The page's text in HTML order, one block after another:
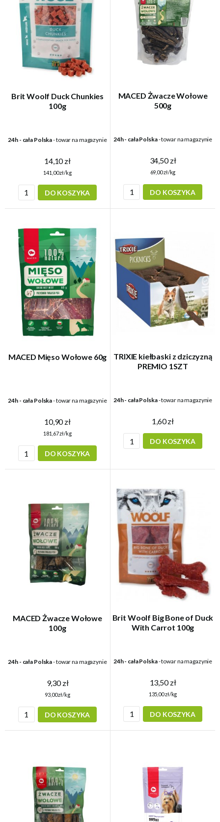
Brit Woolf Duck Chunkies
100g
24h - cała Polska- towar na magazynie
14,10 zł
141,00 zł/kg
DO KOSZYKA
MACED Żwacze Wołowe
500g
24h - cała Polska- towar na magazynie
34,50 zł
69,00 zł/kg
DO KOSZYKA
MACED Mięso Wołowe 60g
24h - cała Polska- towar na magazynie
10,90 zł
181,67 zł/kg
DO KOSZYKA
TRIXIE kiełbaski z dziczyzną
PREMIO 1SZT
24h - cała Polska- towar na magazynie
1,60 zł
DO KOSZYKA
MACED Żwacze Wołowe
100g
24h - cała Polska- towar na magazynie
9,30 zł
93,00 zł/kg
DO KOSZYKA
Brit Woolf Big Bone of Duck
With Carrot 100g
24h - cała Polska- towar na magazynie
13,50 zł
135,00 zł/kg
DO KOSZYKA